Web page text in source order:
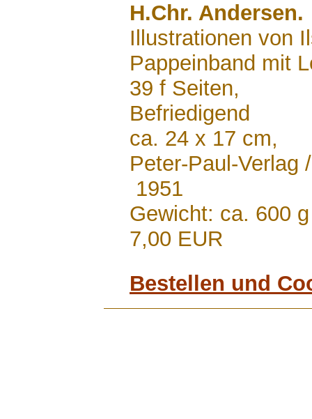
H.Chr. Andersen.
Illustrationen von
Pappeinband mit
39 f Seiten,
Befriedigend
ca. 24 x 17 cm,
Peter-Paul-Verlag
1951
Gewicht: ca. 600 g
7,00 EUR
Bestellen und